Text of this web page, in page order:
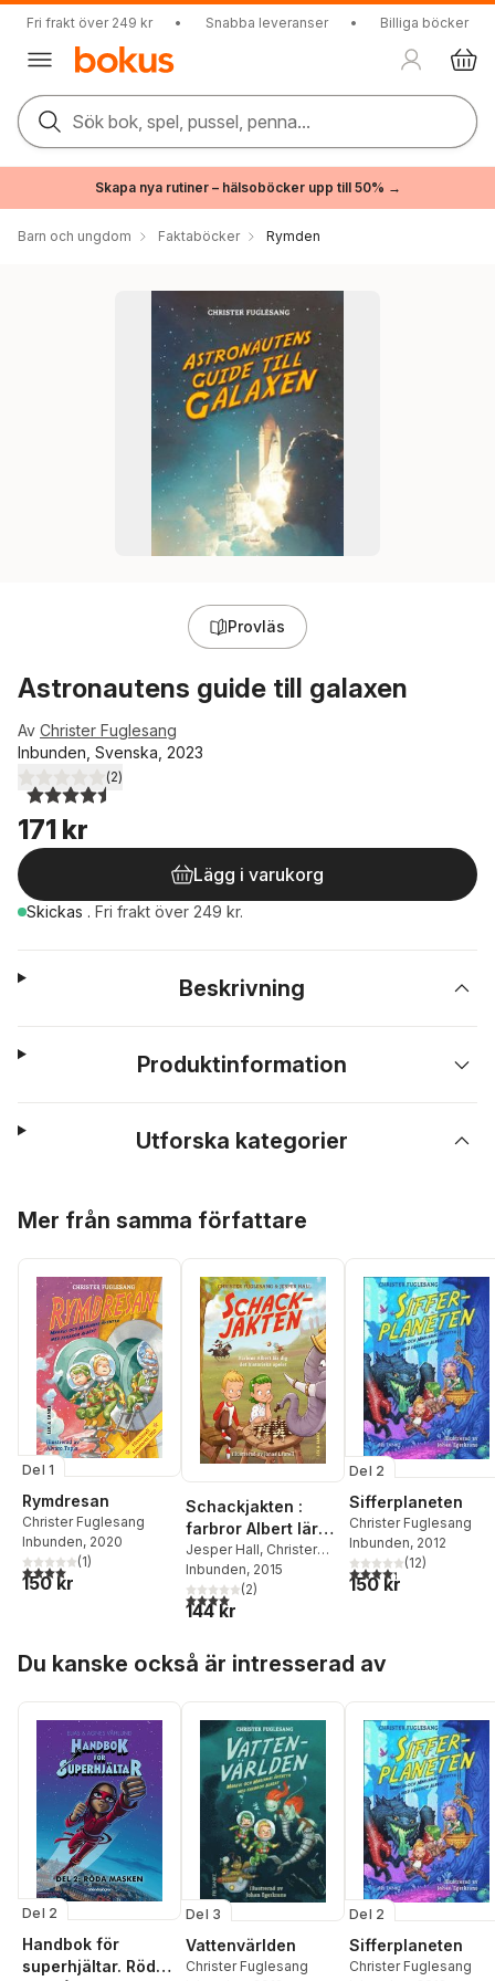
Fri frakt över 249 kr • Snabba leveranser • Billiga böcker
Sök bok, spel, pussel, penna...
Skapa nya rutiner – hälsoböcker upp till 50% →
Barn och ungdom Faktaböcker Rymden
Provläs
Astronautens guide till galaxen
Av Christer Fuglesang
Inbunden, Svenska, 2023
4,5utav 5 stjärnor. Totalt antal röster:
(2)
171 kr
Lägg i varukorg
Skickas . Fri frakt över 249 kr.
Beskrivning
Produktinformation
Utforska kategorier
Mer från samma författare
Del 1
Rymdresan
Christer Fuglesang
Inbunden, 2020
4,0utav 5 stjärnor. Totalt antal röster:
(1)
150 kr
Schackjakten :
farbror Albert lär
dig det historiska
spelet
Jesper Hall, Christer
Fuglesang
Inbunden, 2015
4,0utav 5 stjärnor. Totalt antal röster:
(2)
144 kr
Del 2
Sifferplaneten
Christer Fuglesang
Inbunden, 2012
4,3utav 5 stjärnor.
(12)
150 kr
Du kanske också är intresserad av
Del 2
Handbok för
superhjältar. Röda
Del 3
Vattenvärlden
Christer Fuglesang
Del 2
Sifferplaneten
Christer Fuglesang